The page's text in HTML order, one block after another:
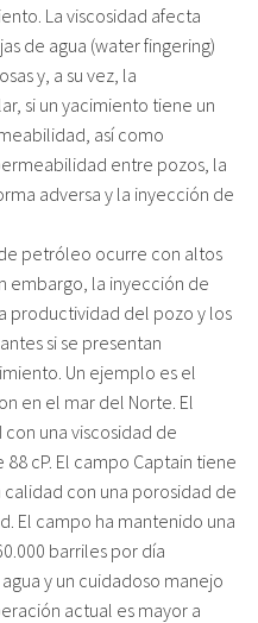
La viscosidad afecta
de agua (water fingering)
y, a su vez, la
si un yacimiento tiene un
así como
entre pozos, la
adversa y la inyección de
petróleo ocurre con altos
embargo, la inyección de
productividad del pozo y los
si se presentan
Un ejemplo es el
en el mar del Norte. El
una viscosidad de
cP. El campo Captain tiene
con una porosidad de
El campo ha mantenido una
barriles por día
y un cuidadoso manejo
actual es mayor a